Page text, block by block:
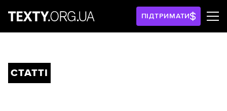
ПІДТРИМАТИ
СТАТТІ